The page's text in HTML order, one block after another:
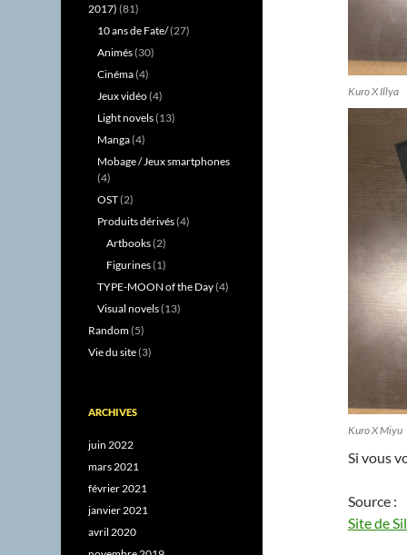
Kuro X Illya
Kuro X Miyu
Si vous
Source :
Site de
2017) (81)
10 ans de Fate/(27)
Animés(30)
Cinéma(4)
Jeux vidéo(4)
Light novels(13)
Manga(4)
Mobage / Jeux smartphones
(4)
OST(2)
Produits dérivés(4)
Artbooks(2)
Figurines(1)
TYPE-MOON of the Day(4)
Visual novels(13)
Random(5)
Vie du site(3)
ARCHIVES
juin 2022
mars 2021
février 2021
janvier 2021
avril 2020